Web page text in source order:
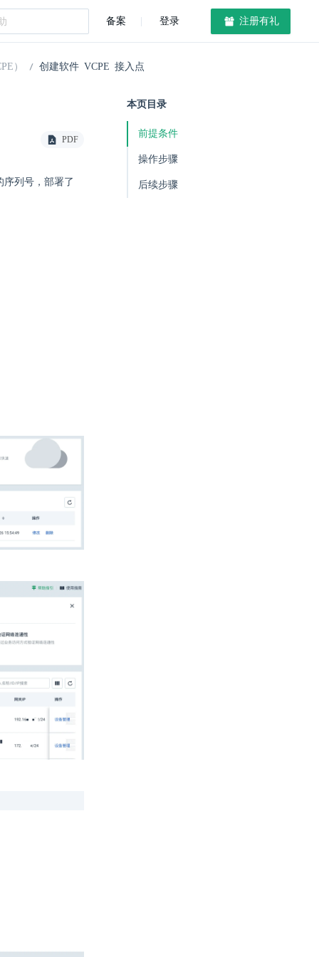
备案 登录 注册有礼
） 创建软件 VCPE 接入点
PDF
序列号，部署了
本页目录
前提条件
操作步骤
后续步骤